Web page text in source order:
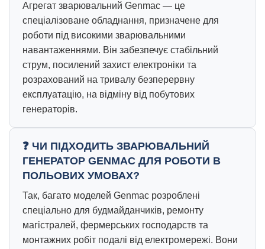
Агрегат зварювальний Genmac — це
спеціалізоване обладнання, призначене для
роботи під високими зварювальними
навантаженнями. Він забезпечує стабільний
струм, посилений захист електроніки та
розрахований на тривалу безперервну
експлуатацію, на відміну від побутових
генераторів.
ЧИ ПІДХОДИТЬ ЗВАРЮВАЛЬНИЙ
ГЕНЕРАТОР GENMAC ДЛЯ РОБОТИ В
ПОЛЬОВИХ УМОВАХ?
Так, багато моделей Genmac розроблені
спеціально для будмайданчиків, ремонту
магістралей, фермерських господарств та
монтажних робіт подалі від електромережі. Вони